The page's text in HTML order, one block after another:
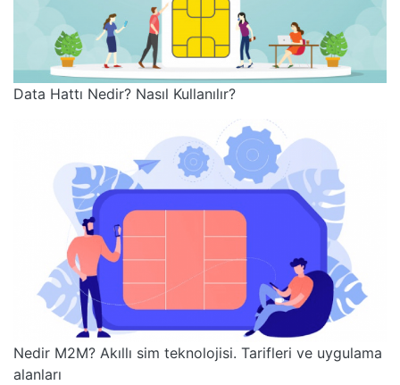
Data Hattı Nedir? Nasıl Kullanılır?
Nedir M2M? Akıllı sim teknolojisi. Tarifleri ve uygulama
alanları